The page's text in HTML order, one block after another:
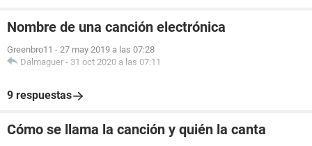
Nombre de una canción electrónica
Greenbro11 - 27 may 2019 a las 07:28
Dalmaguer - 31 oct 2020 a las 07:11
9 respuestas
Cómo se llama la canción y quién la canta